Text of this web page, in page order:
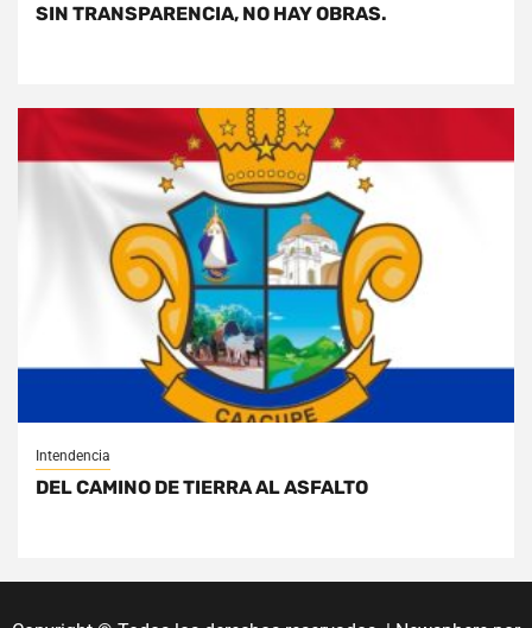
SIN TRANSPARENCIA, NO HAY OBRAS.
Intendencia
DEL CAMINO DE TIERRA AL ASFALTO